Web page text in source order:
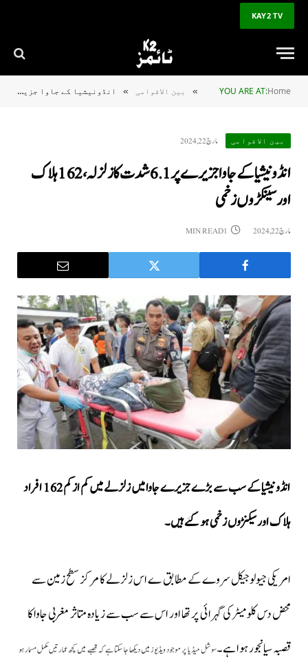
KAY2 TV
YOU ARE AT:Home
» بین الاقوامی » انڈونیشیا کے جاوا جزیرے پر 6.1 شدت کا زلزلہ، 162 ہلاک اور سینکڑوں زخمی
بین الاقوامی مارچ 22, 2024
انڈونیشیا کے جاوا جزیرے پر 6.1 شدت کا زلزلہ، 162 ہلاک
اور سینکڑوں زخمی
مارچ 22, 2024 1 MIN READ
انڈونیشیا کے سب سے بڑے جزیرے جاوا میں زلزلے میں کم از کم 162 افراد
ہلاک اور سیکنڑوں زخمی ہو گئے ہیں۔
امریکی جیولوجیکل سروے کے مطابق ے اس زلزلے کا مرکز سطح زمین سے
محض دس کلومیٹر کی گہرائی پر تھا اور اس سے سب سے ز یادہ متاثر مغربی جاوا کا
قصبہ سیانجور ہوا ہے۔سوشل میڈیا پر موجود ویڈیوز میں دیکھا جا سکتا ہے کہ قصبے میں کچھ عمارتیں مکمل مسمار ہو